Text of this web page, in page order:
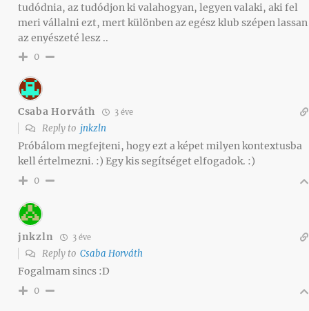
tudódnia, az tudódjon ki valahogyan, legyen valaki, aki fel
meri vállalni ezt, mert különben az egész klub szépen lassan
az enyészeté lesz ..
0
Csaba Horváth 3 éve
Reply to jnkzln
Próbálom megfejteni, hogy ezt a képet milyen kontextusba
kell értelmezni. :) Egy kis segítséget elfogadok. :)
0
jnkzln 3 éve
Reply to Csaba Horváth
Fogalmam sincs :D
0